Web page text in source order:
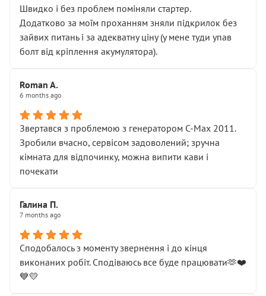
Швидко і без проблем поміняли стартер.
Додатково за моїм проханням зняли підкрилок без
зайвих питань і за адекватну ціну (у мене туди упав
болт від кріплення акумулятора).
Roman A.
6 months ago
Звертався з проблемою з генератором C-Max 2011.
Зробили вчасно, сервісом задоволений; зручна
кімната для відпочинку, можна випити кави і
почекати
Галина П.
7 months ago
Сподобалось з моменту звернення і до кінця
виконаних робіт. Сподіваюсь все буде працювати🫶❤️
💙💛